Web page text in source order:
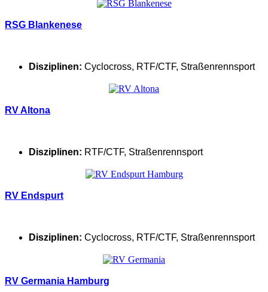
RSG Blankenese
Disziplinen: Cyclocross, RTF/CTF, Straßenrennsport
RV Altona
Disziplinen: RTF/CTF, Straßenrennsport
RV Endspurt
Disziplinen: Cyclocross, RTF/CTF, Straßenrennsport
RV Germania Hamburg